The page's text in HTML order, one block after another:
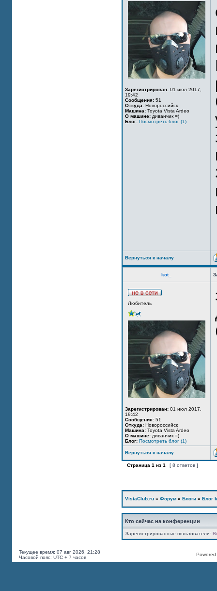
Зарегистрирован: 01 июл 2017,
19:42
Сообщения: 51
Откуда: Новороссийск
Машина: Toyota Vista Ardeo
О машине: диванчик =)
Блог: Посмотреть блог (1)
Вернуться к началу
kot_
Любитель
Зарегистрирован: 01 июл 2017,
19:42
Сообщения: 51
Откуда: Новороссийск
Машина: Toyota Vista Ardeo
О машине: диванчик =)
Блог: Посмотреть блог (1)
Вернуться к началу
Страница 1 из 1 [ 8 ответов ]
VistaClub.ru » Форум » Блоги » Блог
Кто сейчас на конференции
Зарегистрированные пользователи:
Текущее время: 07 авг 2026, 21:28
Часовой пояс: UTC + 7 часов